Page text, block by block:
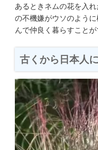
あるときネムの花を入
の不機嫌がウソのよう
んで仲良く暮らすことが
古くから日本人